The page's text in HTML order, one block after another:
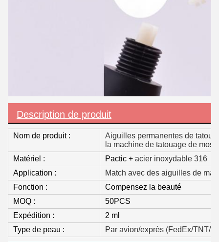
Description de produit
Nom de produit :
Aiguilles permanentes de
la machine de tatouage de
Matériel :
Pactic + acier inoxydable 316
Application :
Match avec des aiguilles de
Fonction :
Compensez la beauté
MOQ :
50PCS
Expédition :
2 ml
Type de peau :
Par avion/exprès (FedEx/TNT/